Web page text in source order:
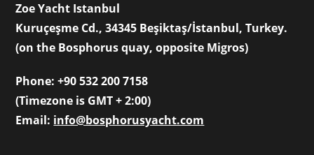
Zoe Yacht Istanbul
Kuruçeşme Cd., 34345 Beşiktaş/İstanbul, Turkey.
(on the Bosphorus quay, opposite Migros)
Phone:+90 532 200 7158
(Timezone is GMT + 2:00)
Email: info@bosphorusyacht.com